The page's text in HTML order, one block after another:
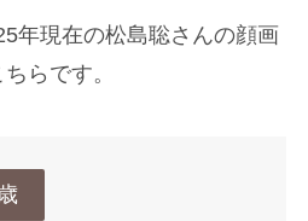
年現在の松島聡さんの顔画
らです。